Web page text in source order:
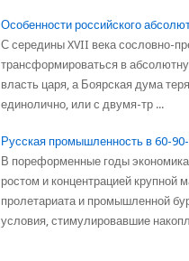
Особенности российского
С середины XVII века сословно-
трансформироваться в
власть царя, а Боярская дума
единолично, или с двумя-тр ...
Русская промышленность в 60-
В пореформенные годы
ростом и концентрацией
пролетариата и промышленной
условия, стимулировавшие